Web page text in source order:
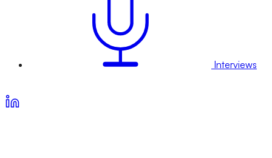
Interviews